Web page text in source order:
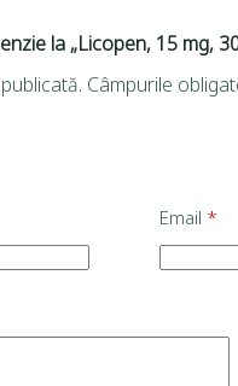
la „Licopen, 15 mg,
Câmpurile
Email *